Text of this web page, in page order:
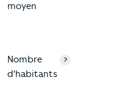
moyen
Nombre
d'habitants
?